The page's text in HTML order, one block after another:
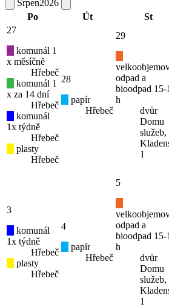
Srpen2026
Po
Út St
27
komunál 1
x měsíčně
Hřebeč
komunál 1
x za 14 dní
Hřebeč
komunál
1x týdně
Hřebeč
plasty
Hřebeč
28
papír
Hřebeč
29
odpad a
bioodpad 15-
h
dvůr
Domu
služeb,
1
3
komunál
1x týdně
Hřebeč
plasty
Hřebeč
4
papír
Hřebeč
5
odpad a
bioodpad 15-
h
dvůr
Domu
služeb,
1